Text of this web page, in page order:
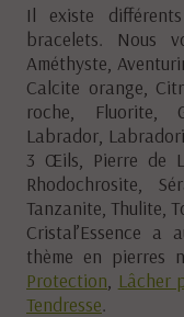
Il existe
bracelets. Nous
Améthyste,
Calcite orange,
roche, Fluorite,
Labrador,
3 Œils, Pierre de
Rhodochrosite,
Tanzanite, Thulite,
Cristal’Essence
thème en pierres
Protection Lâcher
Tendresse.